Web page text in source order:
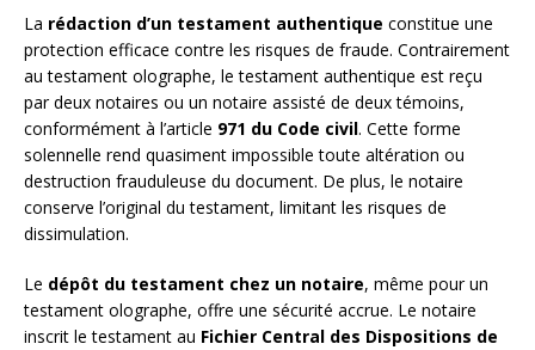
La rédaction d’un testament authentique constitue une
protection efficace contre les risques de fraude. Contrairement
au testament olographe, le testament authentique est reçu
par deux notaires ou un notaire assisté de deux témoins,
conformément à l’article 971 du Code civil. Cette forme
solennelle rend quasiment impossible toute altération ou
destruction frauduleuse du document. De plus, le notaire
conserve l’original du testament, limitant les risques de
dissimulation.
Le dépôt du testament chez un notaire, même pour un
testament olographe, offre une sécurité accrue. Le notaire
inscrit le testament au Fichier Central des Dispositions de